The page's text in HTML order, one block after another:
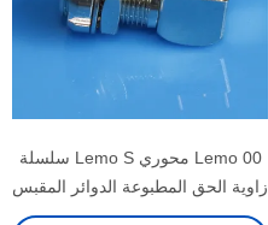
Lemo 00 محوري Lemo S سلسلة
زاوية الحق المطبوعة الدوائر المقبس
EPS الكوع موصل EPS.00.250